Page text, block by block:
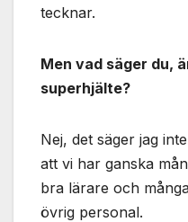
tecknar.
Men vad säger du,
superhjälte?
Nej, det säger jag
att vi har ganska
bra lärare och
övrig personal.